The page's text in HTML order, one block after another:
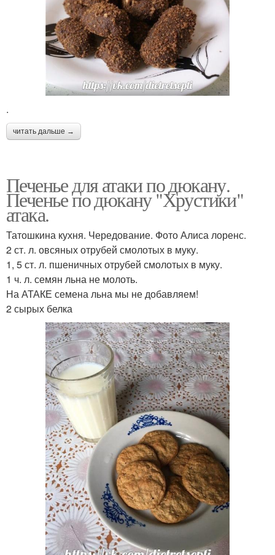
.
читать дальше →
Печенье для атаки по дюкану.
Печенье по дюкану "Хрустики"
атака.
Татошкина кухня. Чередование. Фото Алиса лоренс.
2 ст. л. овсяных отрубей смолотых в муку.
1, 5 ст. л. пшеничных отрубей смолотых в муку.
1 ч. л. семян льна не молоть.
На АТАКЕ семена льна мы не добавляем!
2 сырых белка